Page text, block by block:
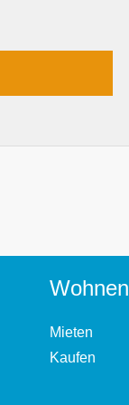
Wohnen
Mieten
Kaufen